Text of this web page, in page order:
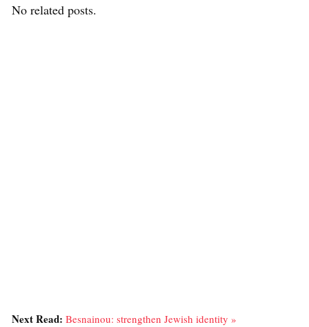
No related posts.
Next Read: Besnainou: strengthen Jewish identity »